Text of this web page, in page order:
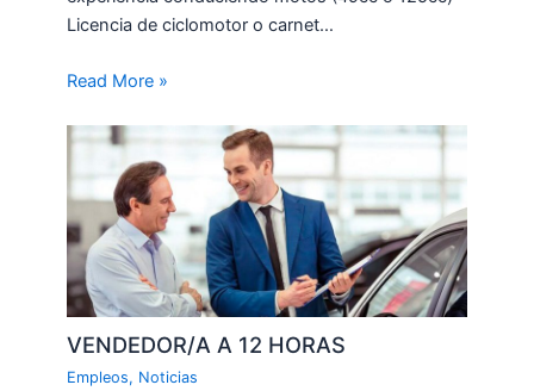
Licencia de ciclomotor o carnet…
Read More »
VENDEDOR/A A 12 HORAS
Empleos, Noticias